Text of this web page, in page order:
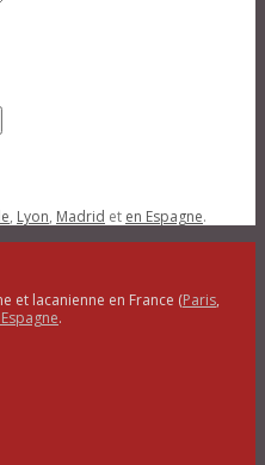
, Lyon, Madrid et en Espagne.
et lacanienne en France (Paris,
.